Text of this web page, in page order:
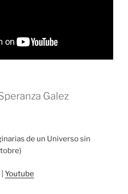
Galez
de un Universo sin
Youtube